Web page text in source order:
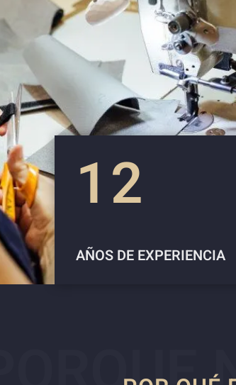
12
AÑOS DE EXPERIENCIA